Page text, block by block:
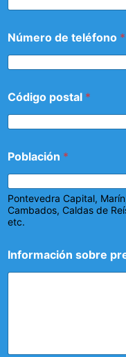
Número de teléfono *
Código postal *
Población *
Pontevedra Capital,
Cambados, Caldas de
etc.
Información sobre